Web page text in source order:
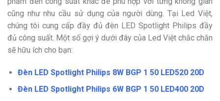
cũng như nhu cầu sử dụng của người dùng. Tại Led Việt,
chúng tôi cung cấp đầy đủ đèn LED Spotlight Philips đầy
đủ công suất. Một số gợi ý dưới đây của Led Việt chắc chắn
sẽ hữu ích cho bạn:
Đèn LED Spotlight Philips 8W BGP 1 50 LED520 20D
Đèn LED Spotlight Philips 6W BGP 1 50 LED400 20D